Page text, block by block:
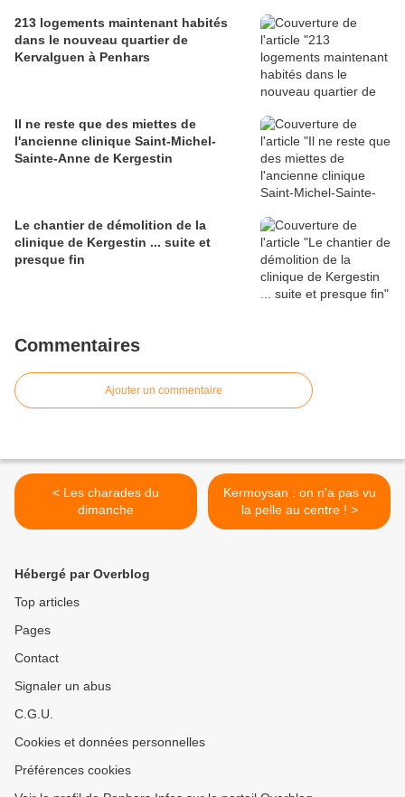
213 logements maintenant habités
dans le nouveau quartier de
Kervalguen à Penhars
Il ne reste que des miettes de
l'ancienne clinique Saint-Michel-
Sainte-Anne de Kergestin
Le chantier de démolition de la
clinique de Kergestin ... suite et
presque fin
Commentaires
Ajouter un commentaire
< Les charades du
dimanche
Kermoysan : on n'a pas vu
la pelle au centre ! >
Hébergé par Overblog
Top articles
Pages
Contact
Signaler un abus
C.G.U.
Cookies et données personnelles
Préférences cookies